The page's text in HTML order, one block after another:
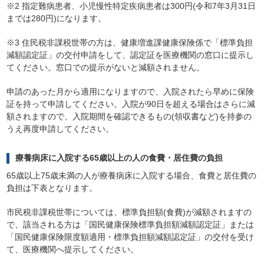
※2 指定難病患者、小児慢性特定疾病患者は300円(令和7年3月31日
までは280円)になります。
※3 住民税非課税世帯の方は、健康増進課健康保険係で「標準負担
減額認定証」の交付申請をして、認定証を医療機関の窓口に提示し
てください。窓口での提示がないと減額されません。
申請のあった月から適用になりますので、入院されたら早めに保険
証を持って申請してください。入院が90日を超える場合はさらに減
額されますので、入院期間を確認できるもの(領収書など)を持参の
うえ再度申請してください。
療養病床に入院する65歳以上の人の食費・居住費の負担
65歳以上75歳未満の人が療養病床に入院する場合、食費と居住費の
負担は下表となります。
市民税非課税世帯については、標準負担額(食費)が減額されますの
で、該当される方は「国民健康保険標準負担額減額認定証」または
「国民健康保険限度額適用・標準負担額減額認定証」の交付を受け
て、医療機関へ提示してください。